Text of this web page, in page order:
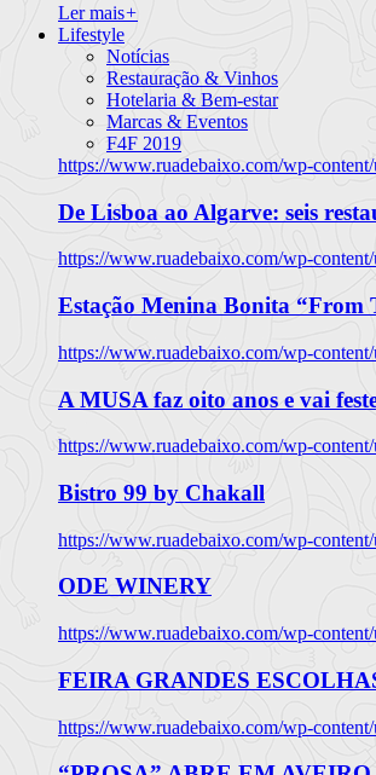
Ler mais+
Lifestyle
Notícias
Restauração & Vinhos
Hotelaria & Bem-estar
Marcas & Eventos
F4F 2019
https://www.ruadebaixo.com/wp-
De Lisboa ao Algarve: seis
https://www.ruadebaixo.com/wp-
Estação Menina Bonita “From
https://www.ruadebaixo.com/wp-
A MUSA faz oito anos e vai
https://www.ruadebaixo.com/wp-
Bistro 99 by Chakall
https://www.ruadebaixo.com/wp-
ODE WINERY
https://www.ruadebaixo.com/wp-
FEIRA GRANDES
https://www.ruadebaixo.com/wp-